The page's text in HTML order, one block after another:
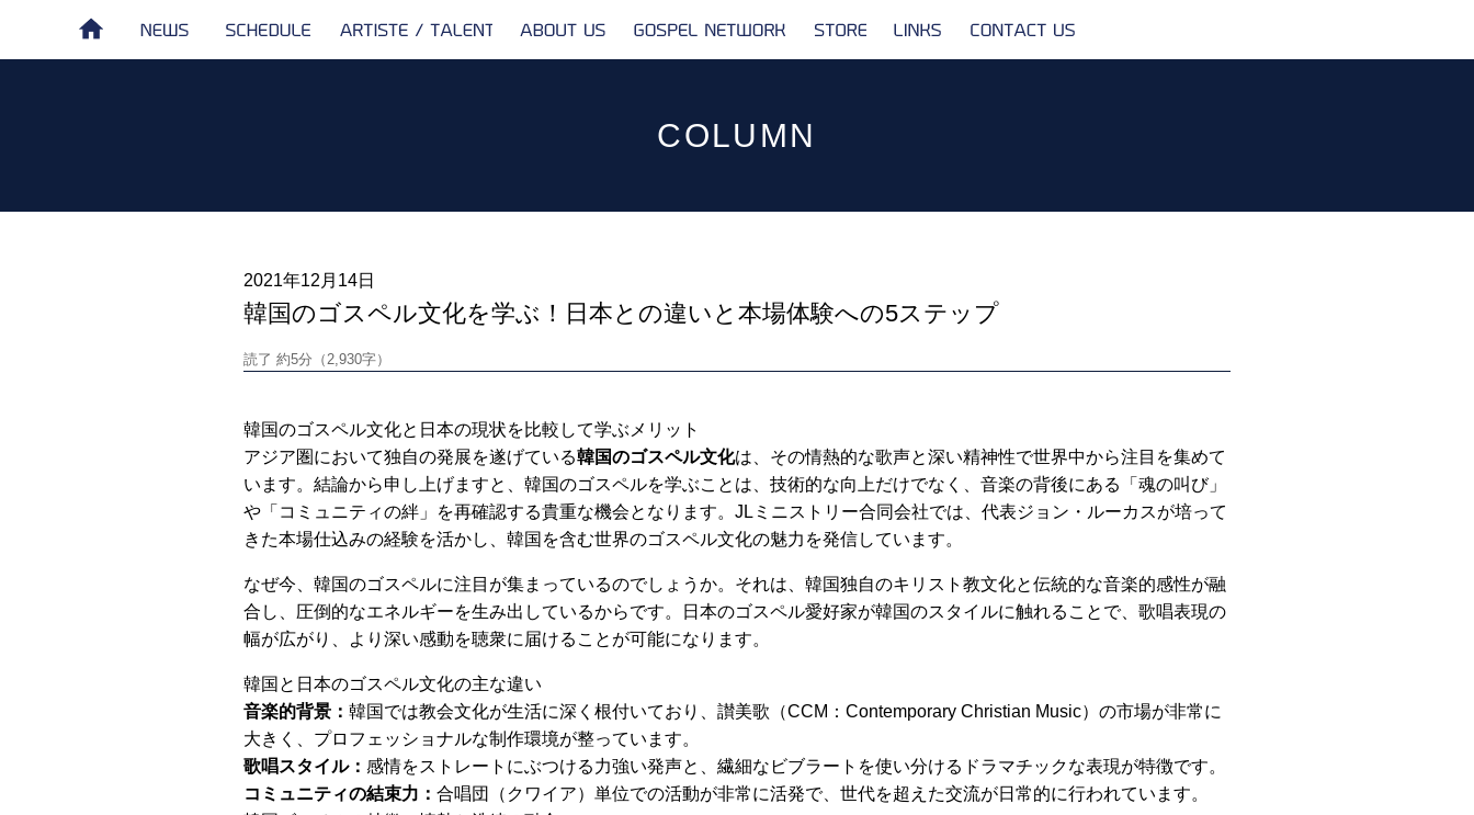
COLUMN
2021年12月14日
韓国のゴスペル文化を学ぶ！日本との違いと本場体験への5ステップ
読了 約5分（2,930字）
韓国のゴスペル文化と日本の現状を比較して学ぶメリット
アジア圏において独自の発展を遂げている韓国のゴスペル文化は、その情熱的な歌声と深い精神性で世界中から注目を集めて
います。結論から申し上げますと、韓国のゴスペルを学ぶことは、技術的な向上だけでなく、音楽の背後にある「魂の叫び」
や「コミュニティの絆」を再確認する貴重な機会となります。JLミニストリー合同会社では、代表ジョン・ルーカスが培って
きた本場仕込みの経験を活かし、韓国を含む世界のゴスペル文化の魅力を発信しています。
なぜ今、韓国のゴスペルに注目が集まっているのでしょうか。それは、韓国独自のキリスト教文化と伝統的な音楽的感性が融
合し、圧倒的なエネルギーを生み出しているからです。日本のゴスペル愛好家が韓国のスタイルに触れることで、歌唱表現の
幅が広がり、より深い感動を聴衆に届けることが可能になります。
韓国と日本のゴスペル文化の主な違い
音楽的背景： 韓国では教会文化が生活に深く根付いており、讃美歌（CCM：Contemporary Christian Music）の市場が非常に
大きく、プロフェッショナルな制作環境が整っています。
歌唱スタイル： 感情をストレートにぶつける力強い発声と、繊細なビブラートを使い分けるドラマチックな表現が特徴です。
コミュニティの結束力： 合唱団（クワイア）単位での活動が非常に活発で、世代を超えた交流が日常的に行われています。